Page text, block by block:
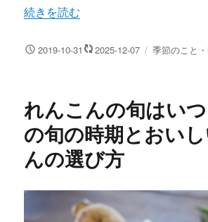
“シュトーレンとは？クリスマス時
続きを読む
投 2019-10-31 2025-12-07
カ
ー
季節のこと
れんこんの旬はい
の旬の時期とおい
んの選び方